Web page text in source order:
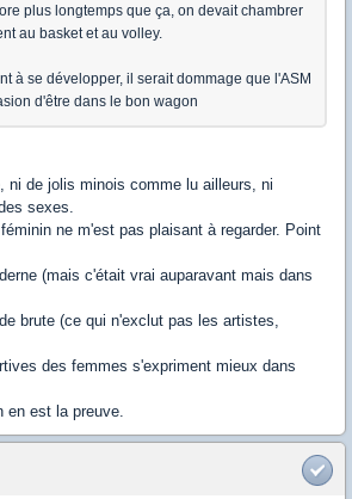
plus longtemps que ça, on devait chambrer
au basket et au volley.
à se développer, il serait dommage que l'ASM
d'être dans le bon wagon
ni de jolis minois comme lu ailleurs, ni
sexes.
ne m'est pas plaisant à regarder. Point
(mais c'était vrai auparavant mais dans
brute (ce qui n'exclut pas les artistes,
des femmes s'expriment mieux dans
en est la preuve.